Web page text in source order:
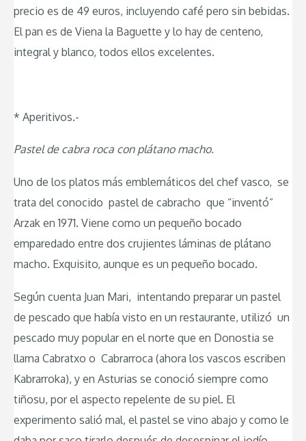
precio es de 49 euros, incluyendo café pero sin bebidas.
El pan es de Viena la Baguette y lo hay de centeno,
integral y blanco, todos ellos excelentes.
* Aperitivos.-
Pastel de cabra roca con plátano macho.
Uno de los platos más emblemáticos del chef vasco, se
trata del conocido pastel de cabracho que “inventó”
Arzak en 1971. Viene como un pequeño bocado
emparedado entre dos crujientes láminas de plátano
macho. Exquisito, aunque es un pequeño bocado.
Según cuenta Juan Mari, intentando preparar un pastel
de pescado que había visto en un restaurante, utilizó un
pescado muy popular en el norte que en Donostia se
llama Cabratxo o Cabrarroca (ahora los vascos escriben
Kabrarroka), y en Asturias se conoció siempre como
tiñosu, por el aspecto repelente de su piel. El
experimento salió mal, el pastel se vino abajo y como le